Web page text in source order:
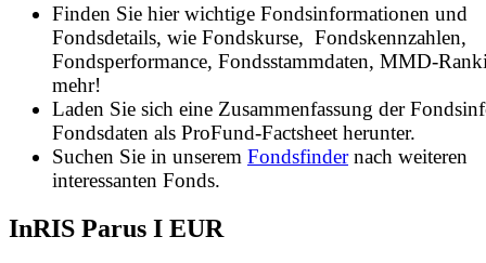
Finden Sie hier wichtige Fondsinformationen und
Fondsdetails, wie Fondskurse, Fondskennzahlen,
Fondsperformance, Fondsstammdaten, MMD-
mehr!
Laden Sie sich eine Zusammenfassung der
Fondsdaten als ProFund-Factsheet herunter.
Suchen Sie in unserem Fondsfindernach weiteren
interessanten Fonds.
InRIS Parus I EUR